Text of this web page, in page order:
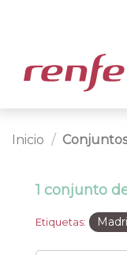
Inicio
1 conjunto
Etiquetas: